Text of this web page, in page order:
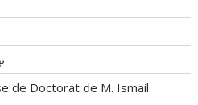
de Doctorat de M. Ismail